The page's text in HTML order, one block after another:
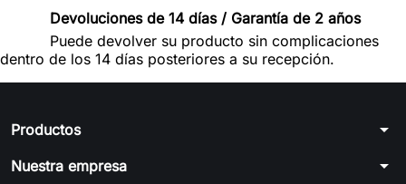
Devoluciones de 14 días / Garantía de 2 años
Puede devolver su producto sin complicaciones
dentro de los 14 días posteriores a su recepción.
Productos arrow_drop_down
Nuestra empresa arrow_drop_down